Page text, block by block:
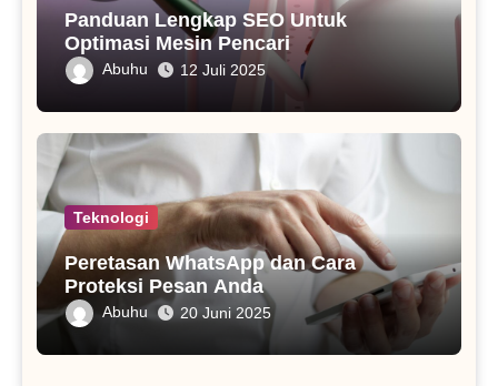
Panduan Lengkap SEO Untuk
Optimasi Mesin Pencari
Abuhu 12 Juli 2025
Teknologi
Peretasan WhatsApp dan Cara
Proteksi Pesan Anda
Abuhu 20 Juni 2025